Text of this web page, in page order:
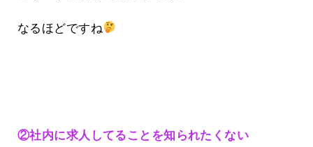
なるほどですね
②社内に求人してることを知られたくない